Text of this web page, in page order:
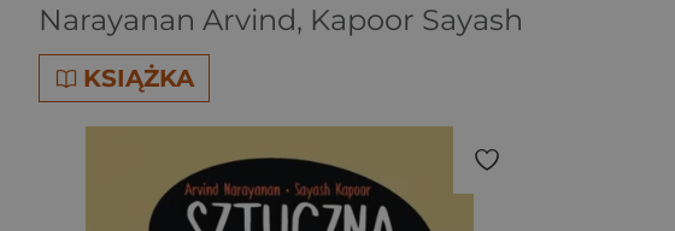
Narayanan Arvind, Kapoor Sayash
KSIĄŻKA